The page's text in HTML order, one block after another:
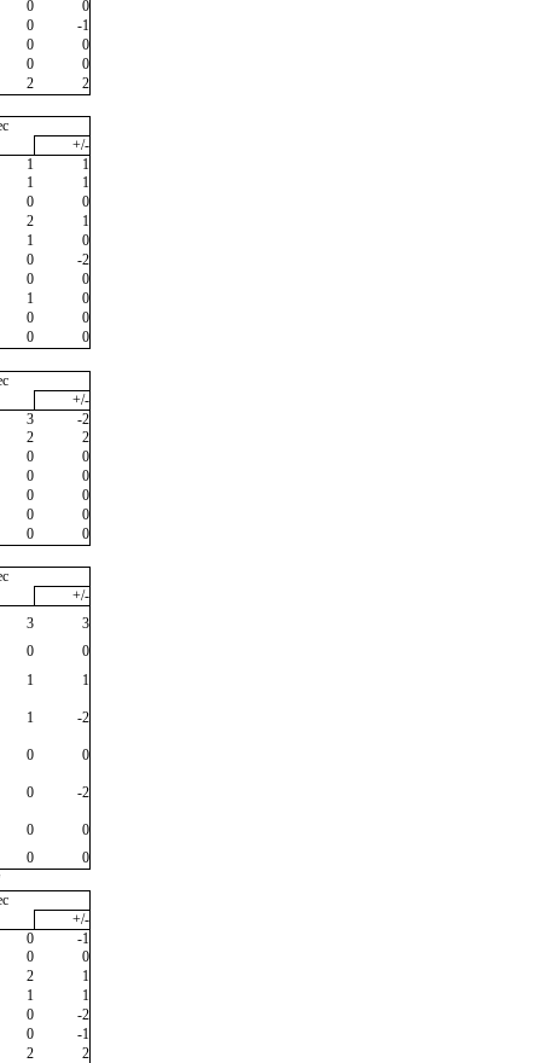
0
0
0
-1
0
0
0
0
2
2
+/-
1
1
1
1
0
0
2
1
1
0
0
-2
0
0
1
0
0
0
0
0
+/-
3
-2
2
2
0
0
0
0
0
0
0
0
0
0
+/-
3
3
0
0
1
1
1
-2
0
0
0
-2
0
0
0
0
+/-
0
-1
0
0
2
1
1
1
0
-2
0
-1
2
2